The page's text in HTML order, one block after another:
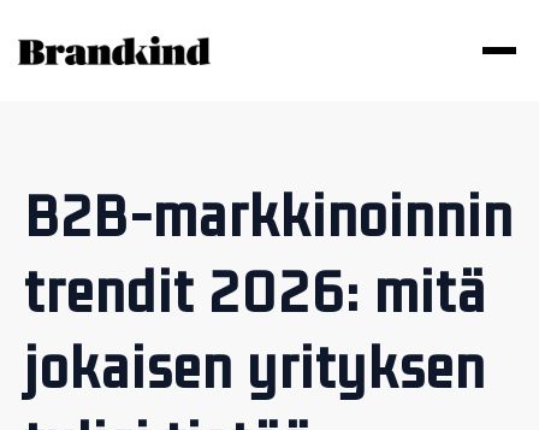
B2B-markkinoinnin
trendit 2026: mitä
jokaisen yrityksen